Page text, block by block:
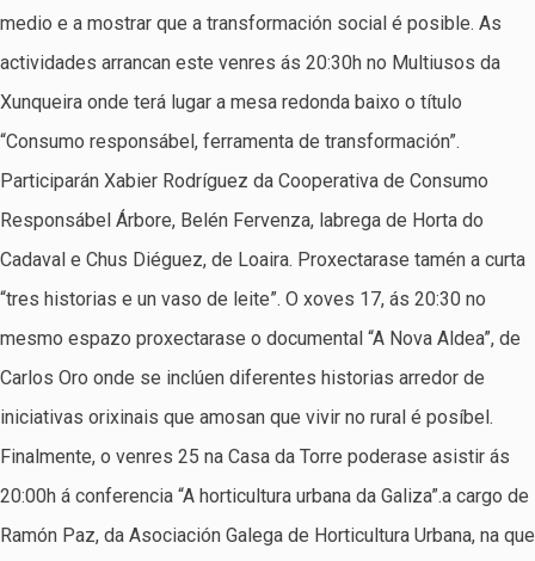
medio e a mostrar que a transformación social é posible. As
actividades arrancan este venres ás 20:30h no Multiusos da
Xunqueira onde terá lugar a mesa redonda baixo o título
“Consumo responsábel, ferramenta de transformación”.
Participarán Xabier Rodríguez da Cooperativa de Consumo
Responsábel Árbore, Belén Fervenza, labrega de Horta do
Cadaval e Chus Diéguez, de Loaira. Proxectarase tamén a curta
“tres historias e un vaso de leite”. O xoves 17, ás 20:30 no
mesmo espazo proxectarase o documental “A Nova Aldea”, de
Carlos Oro onde se inclúen diferentes historias arredor de
iniciativas orixinais que amosan que vivir no rural é posíbel.
Finalmente, o venres 25 na Casa da Torre poderase asistir ás
20:00h á conferencia “A horticultura urbana da Galiza”.a cargo de
Ramón Paz, da Asociación Galega de Horticultura Urbana, na que